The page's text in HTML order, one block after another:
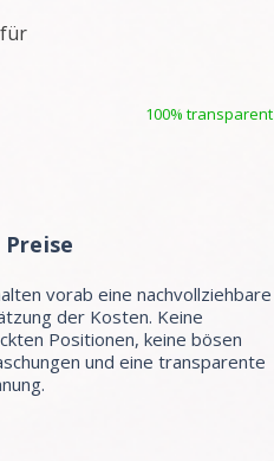
100% transparent
Preise
vorab eine nachvollziehbare
der Kosten. Keine
Positionen, keine bösen
und eine transparente